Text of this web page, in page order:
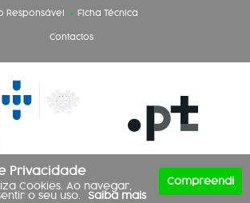
Privacidade
Cookies. Ao navegar,
o seu uso.
Saiba mais
Compreendi
Responsável Ficha Técnica
Contactos
Associação DNS.PT - Todos os direitos reservados.